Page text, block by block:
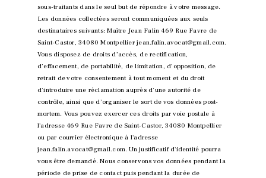
sous-traitants dans le seul but de répondre à votre message.
Les données collectées seront communiquées aux seuls
destinataires suivants: Maître Jean Falin 469 Rue Favre de
Saint-Castor, 34080 Montpellier jean.falin.avocat@gmail.com.
Vous disposez de droits d’accès, de rectification,
d’effacement, de portabilité, de limitation, d’opposition, de
retrait de votre consentement à tout moment et du droit
d’introduire une réclamation auprès d’une autorité de
contrôle, ainsi que d’organiser le sort de vos données post-
mortem. Vous pouvez exercer ces droits par voie postale à
l'adresse 469 Rue Favre de Saint-Castor, 34080 Montpellier
ou par courrier électronique à l'adresse
jean.falin.avocat@gmail.com. Un justificatif d'identité pourra
vous être demandé. Nous conservons vos données pendant la
période de prise de contact puis pendant la durée de